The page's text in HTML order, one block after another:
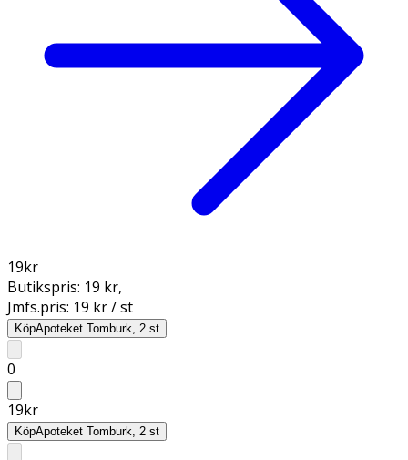
19kr
Butikspris: 19 kr,
Jmfs.pris: 19 kr / st
KöpApoteket Tomburk, 2 st
0
19kr
KöpApoteket Tomburk, 2 st